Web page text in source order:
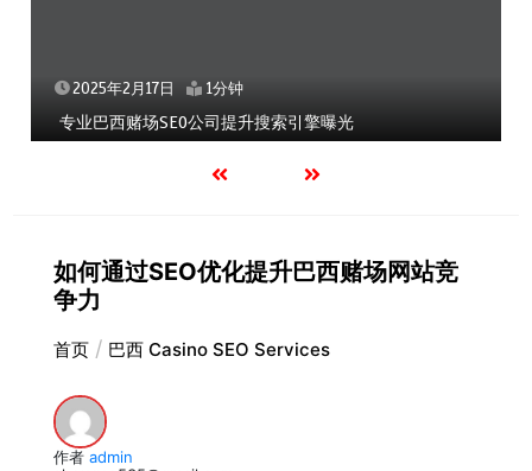
2025年2月17日 1分钟
专业巴西赌场SEO公司提升搜索引擎曝光
如何通过SEO优化提升巴西赌场网站竞
争力
首页 巴西 Casino SEO Services
作者 admin